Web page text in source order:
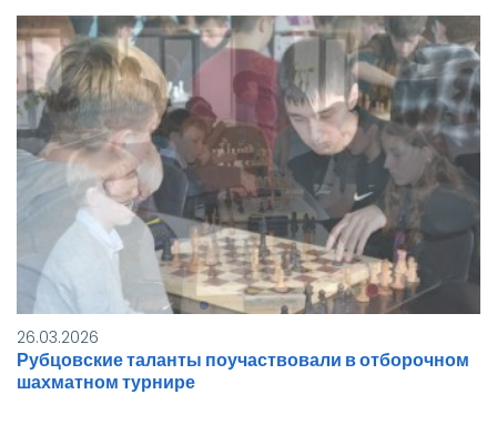
26.03.2026
Рубцовские таланты поучаствовали в отборочном
шахматном турнире